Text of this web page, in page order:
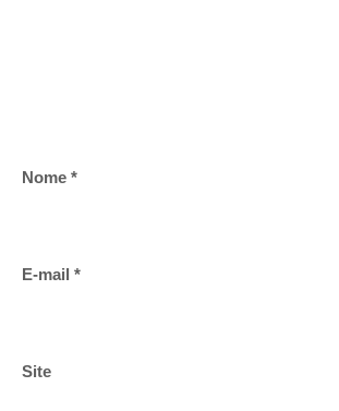
Nome *
E-mail *
Site